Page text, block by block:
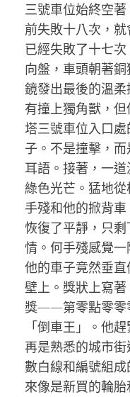
三號車位始終空
前失敗十八次，
已經失敗了十七
向盤，車頭朝著
鏡發出最後的溫
有撞上獨角獸，
塔三號車位入口
子。不是撞擊，
耳語。接著，一
綠色光芒。猛地
手殘和他的掀背
恢復了平靜，只
情。何手殘感覺一
他的車子竟然垂
壁上。獎狀上寫
獎——第零點零零
「倒車王」。他
再是熟悉的城市街
數白線和編號組
來像是新買的輪